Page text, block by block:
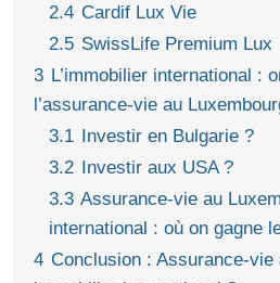
2.4 Cardif Lux Vie
2.5 SwissLife Premium Lux
3 L’immobilier international :
l’assurance-vie au
3.1 Investir en Bulgarie ?
3.2 Investir aux USA ?
3.3 Assurance-vie au
international : où on gagne
4 Conclusion : Assurance-vie